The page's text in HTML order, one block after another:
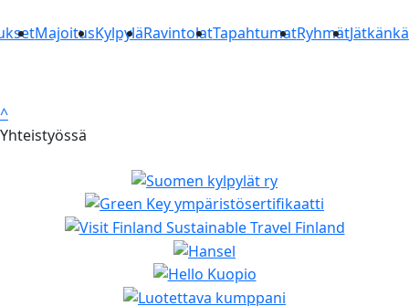
MajoitusKylpyläRavintolatTapahtumatRyhmät
^
Yhteistyössä